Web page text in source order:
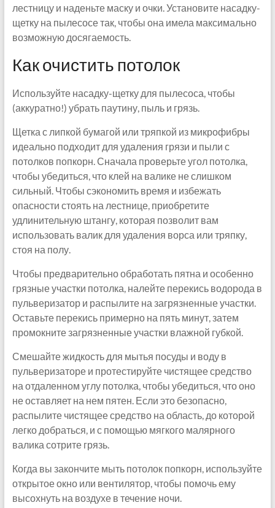
лестницу и наденьте маску и очки. Установите насадку-
щетку на пылесосе так, чтобы она имела максимально
возможную досягаемость.
Как очистить потолок
Используйте насадку-щетку для пылесоса, чтобы
(аккуратно!) убрать паутину, пыль и грязь.
Щетка с липкой бумагой или тряпкой из микрофибры
идеально подходит для удаления грязи и пыли с
потолков попкорн. Сначала проверьте угол потолка,
чтобы убедиться, что клей на валике не слишком
сильный. Чтобы сэкономить время и избежать
опасности стоять на лестнице, приобретите
удлинительную штангу, которая позволит вам
использовать валик для удаления ворса или тряпку,
стоя на полу.
Чтобы предварительно обработать пятна и особенно
грязные участки потолка, налейте перекись водорода в
пульверизатор и распылите на загрязненные участки.
Оставьте перекись примерно на пять минут, затем
промокните загрязненные участки влажной губкой.
Смешайте жидкость для мытья посуды и воду в
пульверизаторе и протестируйте чистящее средство
на отдаленном углу потолка, чтобы убедиться, что оно
не оставляет на нем пятен. Если это безопасно,
распылите чистящее средство на область, до которой
легко добраться, и с помощью мягкого малярного
валика сотрите грязь.
Когда вы закончите мыть потолок попкорн, используйте
открытое окно или вентилятор, чтобы помочь ему
высохнуть на воздухе в течение ночи.